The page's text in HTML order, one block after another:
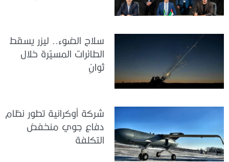
سلاح الضوء.. ليزر يسقط
الطائرات المسيّرة خلال
ثوانٍ
شركة أوكرانية تطور نظام
دفاع جوي منخفض
التكلفة